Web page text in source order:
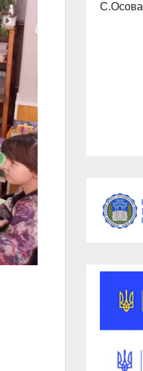
С.Осова